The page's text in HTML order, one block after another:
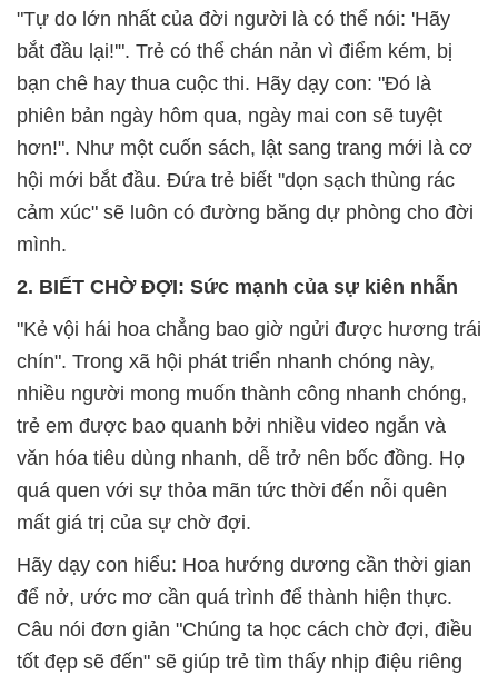
"Tự do lớn nhất của đời người là có thể nói: 'Hãy
bắt đầu lại!'". Trẻ có thể chán nản vì điểm kém, bị
bạn chê hay thua cuộc thi. Hãy dạy con: "Đó là
phiên bản ngày hôm qua, ngày mai con sẽ tuyệt
hơn!". Như một cuốn sách, lật sang trang mới là cơ
hội mới bắt đầu. Đứa trẻ biết "dọn sạch thùng rác
cảm xúc" sẽ luôn có đường băng dự phòng cho đời
mình.
2. BIẾT CHỜ ĐỢI: Sức mạnh của sự kiên nhẫn
"Kẻ vội hái hoa chẳng bao giờ ngửi được hương trái
chín". Trong xã hội phát triển nhanh chóng này,
nhiều người mong muốn thành công nhanh chóng,
trẻ em được bao quanh bởi nhiều video ngắn và
văn hóa tiêu dùng nhanh, dễ trở nên bốc đồng. Họ
quá quen với sự thỏa mãn tức thời đến nỗi quên
mất giá trị của sự chờ đợi.
Hãy dạy con hiểu: Hoa hướng dương cần thời gian
để nở, ước mơ cần quá trình để thành hiện thực.
Câu nói đơn giản "Chúng ta học cách chờ đợi, điều
tốt đẹp sẽ đến" sẽ giúp trẻ tìm thấy nhịp điệu riêng